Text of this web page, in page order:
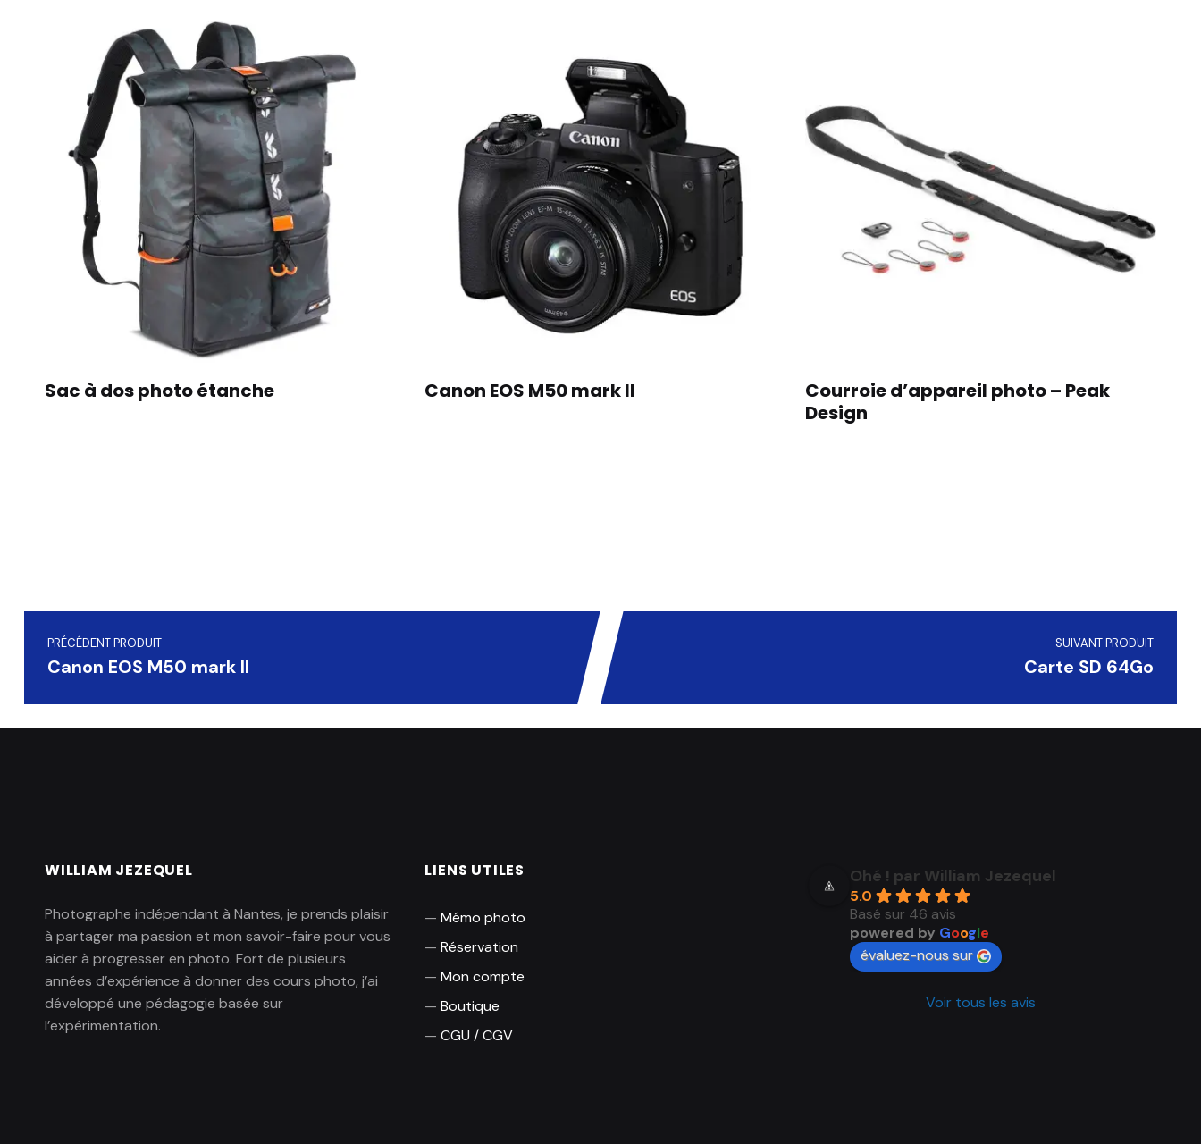
Sac à dos photo étanche Canon EOS M50 mark II
Courroie d’appareil photo – Peak
Design
Navigation de l’article
PRÉCÉDENT PRODUIT
Canon EOS M50 mark II
SUIVANT PRODUIT
Carte SD 64Go
WILLIAM JEZEQUEL
Photographe indépendant à Nantes, je prends plaisir
à partager ma passion et mon savoir-faire pour vous
aider à progresser en photo. Fort de plusieurs
années d’expérience à donner des cours photo, j’ai
développé une pédagogie basée sur
l’expérimentation.
LIENS UTILES
Mémo photo
Réservation
Mon compte
Boutique
CGU / CGV
Ohé ! par William Jezequel
5.0
Basé sur 46 avis
powered by Google
évaluez-nous sur
Voir tous les avis